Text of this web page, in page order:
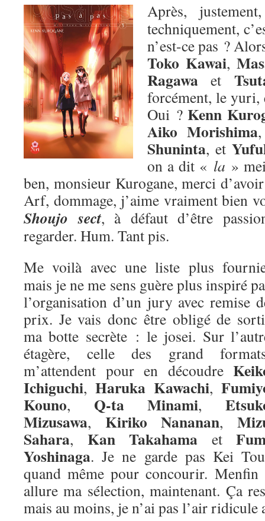
Après,
techniquement,
n’est-ce pas ?
Toko Kawai,
Ragawa et
forcément, le yuri,
Oui ?Kenn
Aiko Morishima
Shuninta, et
on a dit « la »
ben, monsieur Kurogane, merci
Arf, dommage, j’aime vraiment bien
Shoujo sect, à défaut d’être
regarder. Hum. Tant pis.
Me voilà avec une liste plus
mais je ne me sens guère plus inspiré
l’organisation d’un jury avec remise
prix. Je vais donc être obligé de
ma botte secrète : le josei. Sur
étagère, celle des grand
m’attendent pour en découdre
Ichiguchi, Haruka Kawachi,
Kouno, Q-ta Minami,
Mizusawa, Kiriko Nananan,
Sahara, Kan Takahama et
Yoshinaga. Je ne garde pas Kei
quand même pour concourir.
allure ma sélection, maintenant. Ça
mais au moins, je n’ai pas l’air ridicule